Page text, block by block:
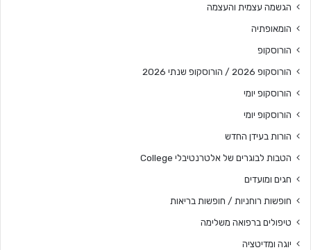
הגשמה עצמית והעצמה
הומאופתיה
הורוסקופ
הורוסקופ 2026 / הורוסקופ שנתי 2026
הורוסקופ יומי
הורוסקופ יומי
הורות בעידן החדש
הטבות לבוגרים של אלטרנטיבלי College
חגים ומועדים
חופשות רוחניות / חופשות בריאות
טיפולים ברפואה משלימה
יוגה ומדיטציה